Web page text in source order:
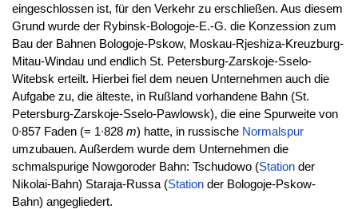
eingeschlossen ist, für den Verkehr zu erschließen. Aus diesem
Grund wurde der Rybinsk-Bologoje-E.-G. die Konzession zum
Bau der Bahnen Bologoje-Pskow, Moskau-Rjeshiza-Kreuzburg-
Mitau-Windau und endlich St. Petersburg-Zarskoje-Sselo-
Witebsk erteilt. Hierbei fiel dem neuen Unternehmen auch die
Aufgabe zu, die älteste, in Rußland vorhandene Bahn (St.
Petersburg-Zarskoje-Sselo-Pawlowsk), die eine Spurweite von
0∙857 Faden (= 1∙828 m) hatte, in russische Normalspur
umzubauen. Außerdem wurde dem Unternehmen die
schmalspurige Nowgoroder Bahn: Tschudowo (Stationder
Nikolai-Bahn) Staraja-Russa (Stationder Bologoje-Pskow-
Bahn) angegliedert.